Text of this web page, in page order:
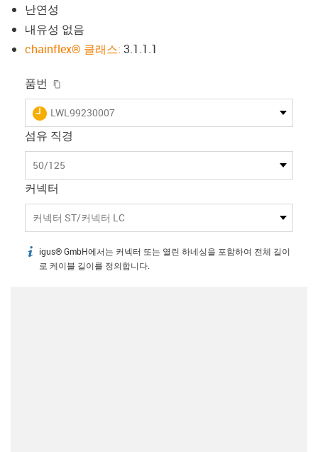
난연성
내유성 없음
chainflex® 클래스: 3.1.1.1
품번
igus-icon-lieferzeit
LWL99230007
섬유 직경
50/125
커넥터
커넥터 ST/커넥터 LC
igus-icon-info
igus® GmbH에서는 커넥터 또는 열린 하네싱을 포함하여 전체 길이
로 케이블 길이를 정의합니다.